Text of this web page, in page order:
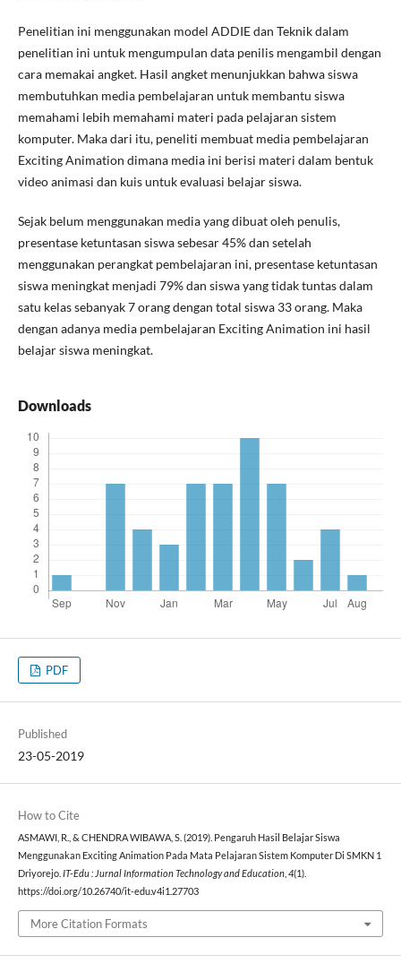
Penelitian ini menggunakan model ADDIE dan Teknik dalam
penelitian ini untuk mengumpulan data penilis mengambil dengan
cara memakai angket. Hasil angket menunjukkan bahwa siswa
membutuhkan media pembelajaran untuk membantu siswa
memahami lebih memahami materi pada pelajaran sistem
komputer. Maka dari itu, peneliti membuat media pembelajaran
Exciting Animation dimana media ini berisi materi dalam bentuk
video animasi dan kuis untuk evaluasi belajar siswa.
Sejak belum menggunakan media yang dibuat oleh penulis,
presentase ketuntasan siswa sebesar 45% dan setelah
menggunakan perangkat pembelajaran ini, presentase ketuntasan
siswa meningkat menjadi 79% dan siswa yang tidak tuntas dalam
satu kelas sebanyak 7 orang dengan total siswa 33 orang. Maka
dengan adanya media pembelajaran Exciting Animation ini hasil
belajar siswa meningkat.
Downloads
PDF
Published
23-05-2019
How to Cite
ASMAWI, R., & CHENDRA WIBAWA, S. (2019). Pengaruh Hasil Belajar Siswa
Menggunakan Exciting Animation Pada Mata Pelajaran Sistem Komputer Di SMKN 1
Driyorejo. IT-Edu : Jurnal Information Technology and Education, 4(1).
https://doi.org/10.26740/it-edu.v4i1.27703
More Citation Formats